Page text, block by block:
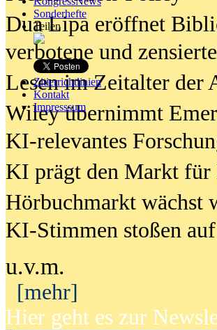
Sonderhefte
Teilen
Zitierrichtlinien
Kontakt
Impresssum
Dua Lipa eröffnet
verbotene und
Lesen im Zeitalter der
Wiley übernimmt
KI-relevantes
KI prägt den Markt für
Hörbuchmarkt wächst
KI-Stimmen stoßen
u.v.m.
[mehr]
Hier geht es zur